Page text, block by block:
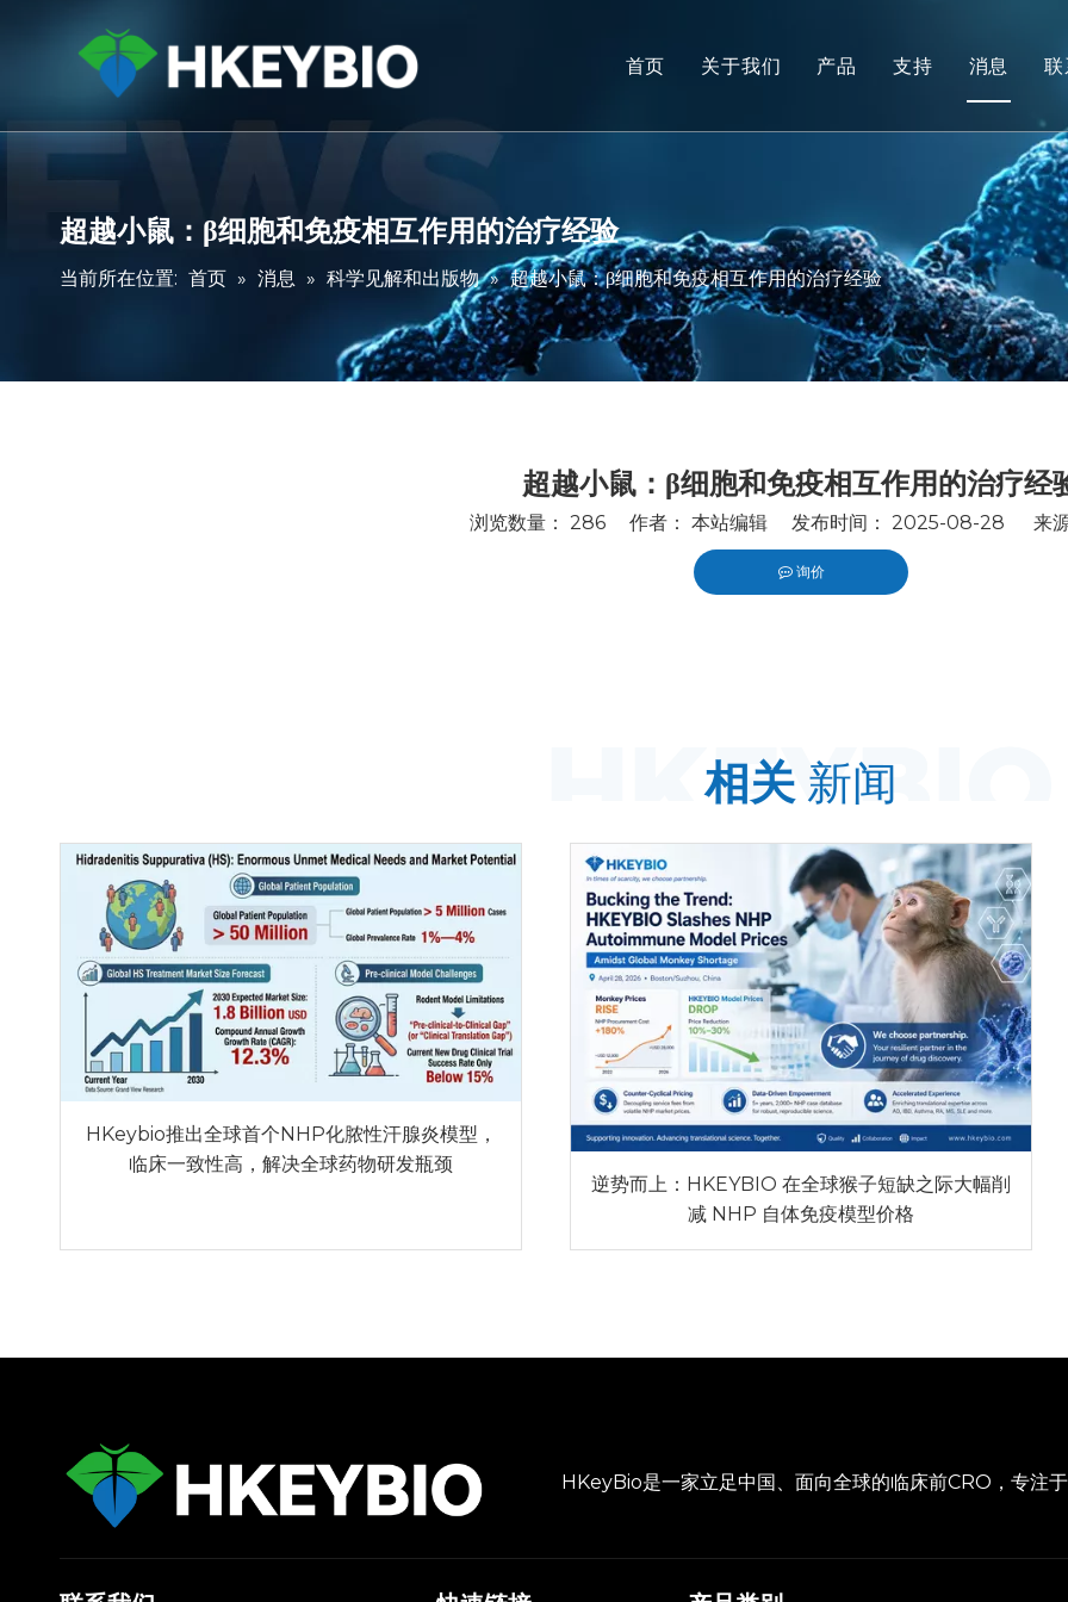
首页 关于我们 产品
人体组织和离体模型
综合疗效评价
转化医学和生物标志物
IND 提交支持
支持
常问问题
客户评价
消息
超越小鼠：β细胞和免疫相互作用的治疗经验
当前所在位置: 首页 » 消息 » 科学见解和出版物 » 超越小鼠：β细胞和免疫相互作用的治疗经验
超越小鼠：β细胞和免疫相互作用的治疗经
浏览数量： 286作者： 本站编辑 发布时间： 2025-08-28 来源
询价
相关 新闻
HKeybio推出全球首个NHP化脓性汗腺炎模型，
临床一致性高，解决全球药物研发瓶颈
逆势而上：HKEYBIO 在全球猴子短缺之际大幅削
减 NHP 自体免疫模型价格
HKeyBio是一家立足中国、面向全球的临床前CRO，专注于